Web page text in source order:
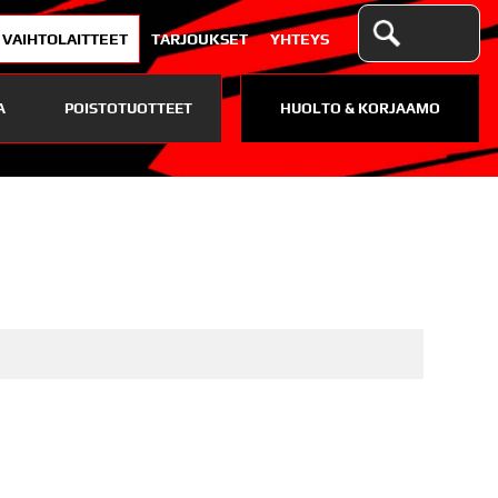
VAIHTOLAITTEET TARJOUKSET YHTEYS
POISTOTUOTTEET HUOLTO & KORJAAMO